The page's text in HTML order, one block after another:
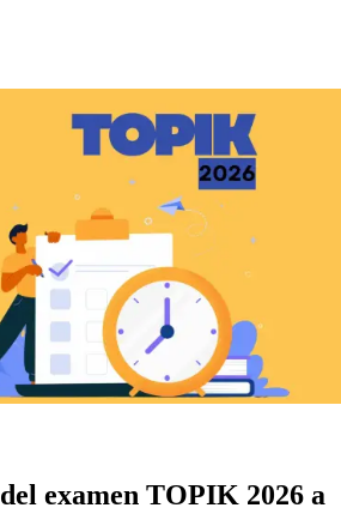
examen TOPIK 2026 a